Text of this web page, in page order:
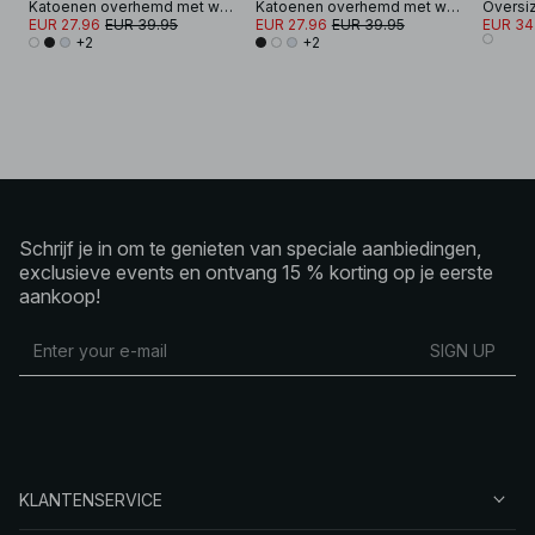
Katoenen overhemd met wijde mouwen
EUR 27.96 EUR 39.95
+2
Katoenen overhemd met wijde mouwen
EUR 27.96 EUR 39.95
+2
EUR
Schrijf je in om te genieten van speciale aanbiedingen,
exclusieve events en ontvang 15 % korting op je eerste
aankoop!
SIGN UP
KLANTENSERVICE